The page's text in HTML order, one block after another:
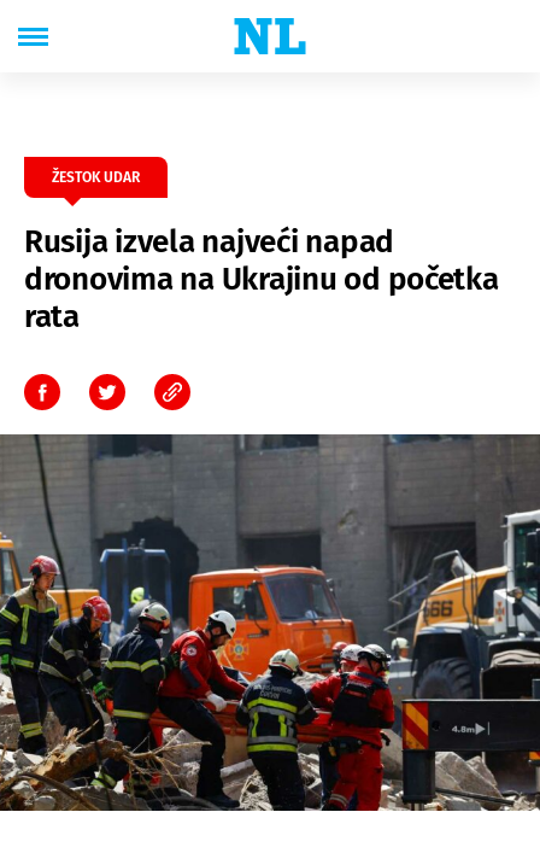
ŽESTOK UDAR
Rusija izvela najveći napad
dronovima na Ukrajinu od početka
rata